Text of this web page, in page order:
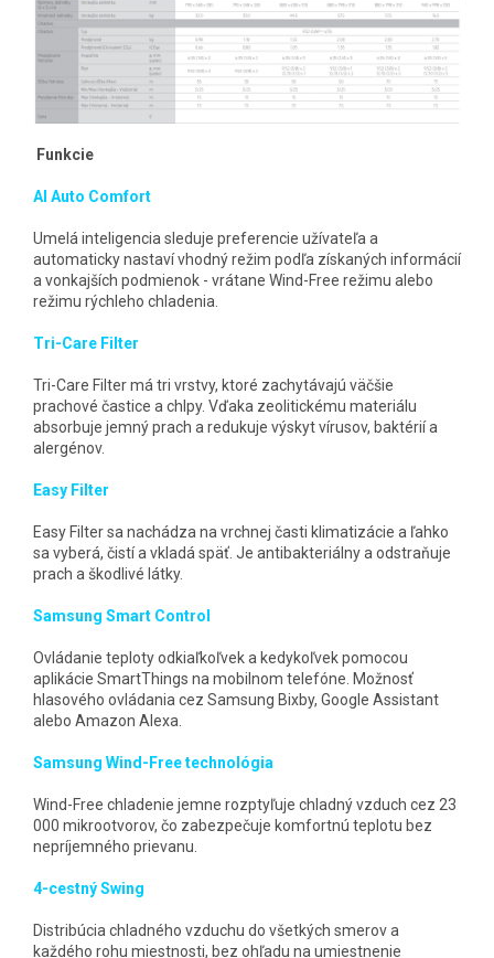
Funkcie
AI Auto Comfort
Umelá inteligencia sleduje preferencie užívateľa a
automaticky nastaví vhodný režim podľa získaných informácií
a vonkajších podmienok - vrátane Wind-Free režimu alebo
režimu rýchleho chladenia.
Tri-Care Filter
Tri-Care Filter má tri vrstvy, ktoré zachytávajú väčšie
prachové častice a chlpy. Vďaka zeolitickému materiálu
absorbuje jemný prach a redukuje výskyt vírusov, baktérií a
alergénov.
Easy Filter
Easy Filter sa nachádza na vrchnej časti klimatizácie a ľahko
sa vyberá, čistí a vkladá späť. Je antibakteriálny a odstraňuje
prach a škodlivé látky.
Samsung Smart Control
Ovládanie teploty odkiaľkoľvek a kedykoľvek pomocou
aplikácie SmartThings na mobilnom telefóne. Možnosť
hlasového ovládania cez Samsung Bixby, Google Assistant
alebo Amazon Alexa.
Samsung Wind-Free technológia
Wind-Free chladenie jemne rozptyľuje chladný vzduch cez 23
000 mikrootvorov, čo zabezpečuje komfortnú teplotu bez
nepríjemného prievanu.
4-cestný Swing
Distribúcia chladného vzduchu do všetkých smerov a
každého rohu miestnosti, bez ohľadu na umiestnenie